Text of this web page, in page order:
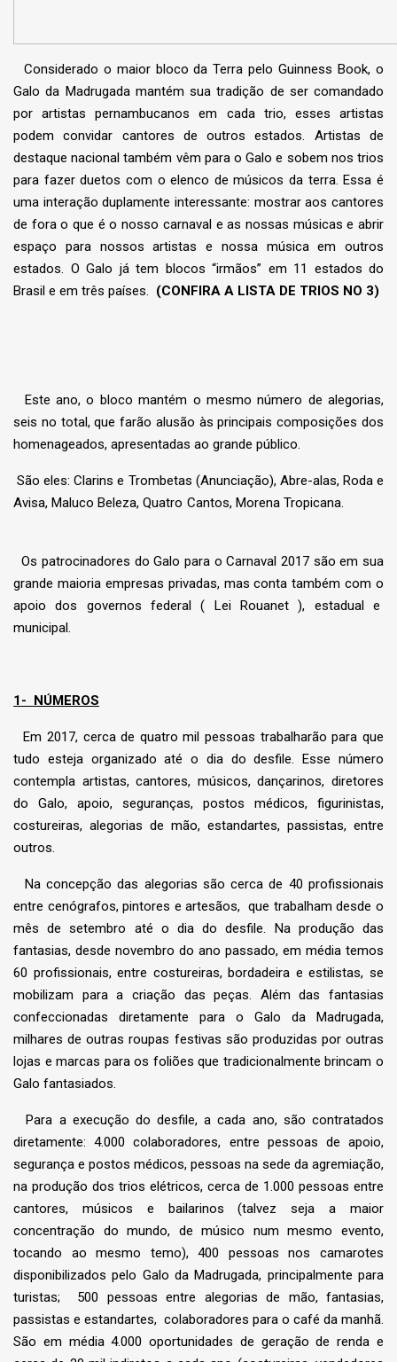
Considerado o maior bloco da Terra pelo Guinness Book, o
Galo da Madrugada mantém sua tradição de ser comandado
por artistas pernambucanos em cada trio, esses artistas
podem convidar cantores de outros estados. Artistas de
destaque nacional também vêm para o Galo e sobem nos trios
para fazer duetos com o elenco de músicos da terra. Essa é
uma interação duplamente interessante: mostrar aos cantores
de fora o que é o nosso carnaval e as nossas músicas e abrir
espaço para nossos artistas e nossa música em outros
estados. O Galo já tem blocos “irmãos” em 11 estados do
Brasil e em três países. (CONFIRA A LISTA DE TRIOS NO 3)
Este ano, o bloco mantém o mesmo número de alegorias,
seis no total, que farão alusão às principais composições dos
homenageados, apresentadas ao grande público.
São eles: Clarins e Trombetas (Anunciação), Abre-alas, Roda e
Avisa, Maluco Beleza, Quatro Cantos, Morena Tropicana.
Os patrocinadores do Galo para o Carnaval 2017 são em sua
grande maioria empresas privadas, mas conta também com o
apoio dos governos federal ( Lei Rouanet ), estadual e
municipal.
1- NÚMEROS
Em 2017, cerca de quatro mil pessoas trabalharão para que
tudo esteja organizado até o dia do desfile. Esse número
contempla artistas, cantores, músicos, dançarinos, diretores
do Galo, apoio, seguranças, postos médicos, figurinistas,
costureiras, alegorias de mão, estandartes, passistas, entre
outros.
Na concepção das alegorias são cerca de 40 profissionais
entre cenógrafos, pintores e artesãos, que trabalham desde o
mês de setembro até o dia do desfile. Na produção das
fantasias, desde novembro do ano passado, em média temos
60 profissionais, entre costureiras, bordadeira e estilistas, se
mobilizam para a criação das peças. Além das fantasias
confeccionadas diretamente para o Galo da Madrugada,
milhares de outras roupas festivas são produzidas por outras
lojas e marcas para os foliões que tradicionalmente brincam o
Galo fantasiados.
Para a execução do desfile, a cada ano, são contratados
diretamente: 4.000 colaboradores, entre pessoas de apoio,
segurança e postos médicos, pessoas na sede da agremiação,
na produção dos trios elétricos, cerca de 1.000 pessoas entre
cantores, músicos e bailarinos (talvez seja a maior
concentração do mundo, de músico num mesmo evento,
tocando ao mesmo temo), 400 pessoas nos camarotes
disponibilizados pelo Galo da Madrugada, principalmente para
turistas; 500 pessoas entre alegorias de mão, fantasias,
passistas e estandartes, colaboradores para o café da manhã.
São em média 4.000 oportunidades de geração de renda e